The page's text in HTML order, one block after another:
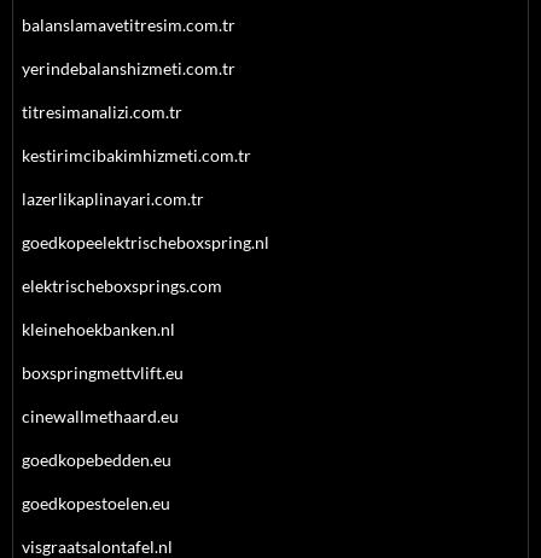
balanslamavetitresim.com.tr
yerindebalanshizmeti.com.tr
titresimanalizi.com.tr
kestirimcibakimhizmeti.com.tr
lazerlikaplinayari.com.tr
goedkopeelektrischeboxspring.nl
elektrischeboxsprings.com
kleinehoekbanken.nl
boxspringmettvlift.eu
cinewallmethaard.eu
goedkopebedden.eu
goedkopestoelen.eu
visgraatsalontafel.nl